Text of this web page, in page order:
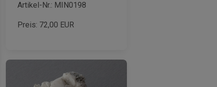
Artikel-Nr.: MIN0198
Preis: 72,00 EUR